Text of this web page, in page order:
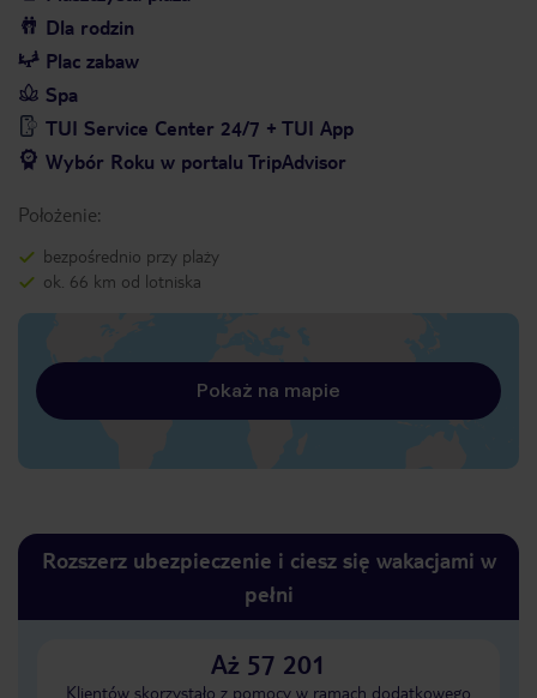
Dla rodzin
Plac zabaw
Spa
TUI Service Center 24/7 + TUI App
Wybór Roku w portalu TripAdvisor
Położenie:
bezpośrednio przy plaży
ok. 66 km od lotniska
Pokaż na mapie
Rozszerz ubezpieczenie i ciesz się wakacjami w
pełni
Aż 57 201
Klientów skorzystało z pomocy w ramach dodatkowego